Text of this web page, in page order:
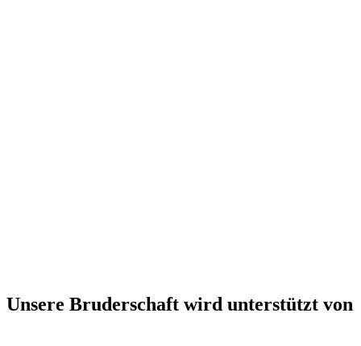
Unsere Bruderschaft wird unterstützt von